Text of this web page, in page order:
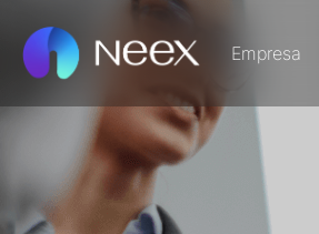
Empresa